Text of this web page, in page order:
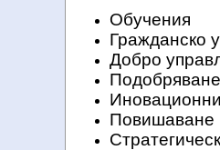
Обучения
Гражданско
Добро
Повишаване